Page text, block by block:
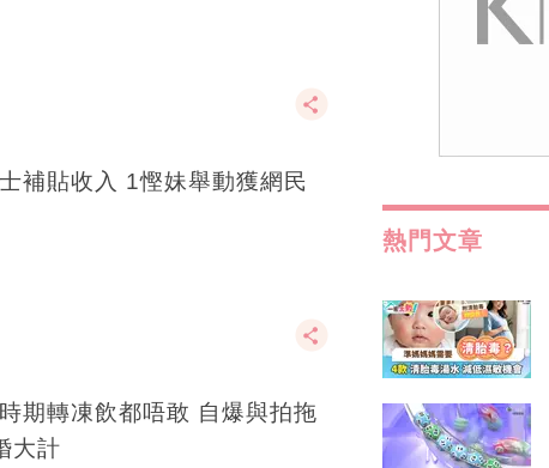
補貼收入 1慳妹舉動獲網民
期轉凍飲都唔敢 自爆與拍拖
大計
熱門文章